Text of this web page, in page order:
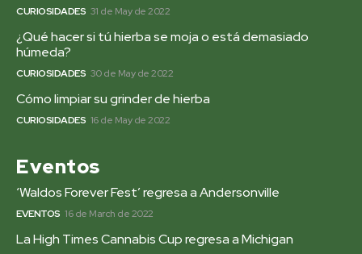
CURIOSIDADES 31 de May de 2022
¿Qué hacer si tú hierba se moja o está demasiado
húmeda?
CURIOSIDADES 30 de May de 2022
Cómo limpiar su grinder de hierba
CURIOSIDADES 16 de May de 2022
Eventos
‘Waldos Forever Fest’ regresa a Andersonville
EVENTOS 16 de March de 2022
La High Times Cannabis Cup regresa a Michigan